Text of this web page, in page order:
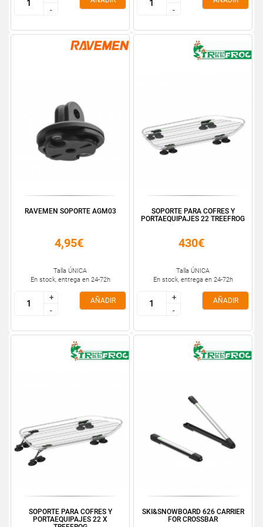
--
--
RAVEMEN SOPORTE AGM03
4,95€
Talla ÚNICA
En stock, entrega en 24-72h
+
-
+
-
AÑADIR
SOPORTE PARA COFRES Y
PORTAEQUIPAJES 22 TREEFROG
430€
Talla ÚNICA
En stock, entrega en 24-72h
+
-
+
-
AÑADIR
SOPORTE PARA COFRES Y
PORTAEQUIPAJES 22 X
SKI&SNOWBOARD 626 CARRIER
FOR CROSSBAR